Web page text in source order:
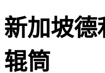
新加坡德
辊筒